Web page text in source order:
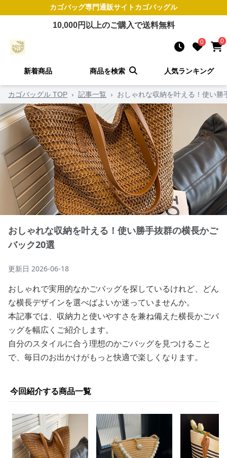
カゴバッグ専門通販サイトカゴバッグル
10,000円以上のご購入で送料無料
0 0
新着商品 商品を検索 人気ランキング
カゴバッグル TOP › 記事一覧 › おしゃれな収納を叶える！使い
おしゃれな収納を叶える！使い勝手抜群の横長かご
バック20選
更新日 2026-06-18
おしゃれで実用的なかごバッグを探しているけれど、どん
な横長デザインを選べばよいか迷っていませんか。
本記事では、収納力と使いやすさを兼ね備えた横長かごバ
ッグを幅広くご紹介します。
自分のスタイルに合う理想のかごバッグを見つけること
で、毎日のお出かけがもっと快適で楽しくなります。
今回紹介する商品一覧